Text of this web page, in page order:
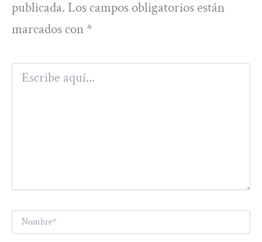
publicada. Los campos obligatorios están
marcados con *
aquí...
Nombre*